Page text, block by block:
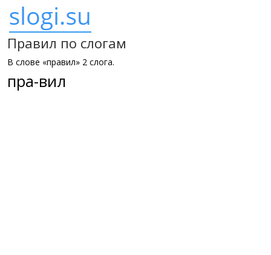
Правил по слогам
В слове «правил» 2 слога.
пра-вил